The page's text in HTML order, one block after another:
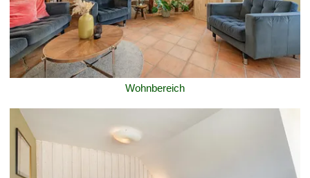
Wohnbereich